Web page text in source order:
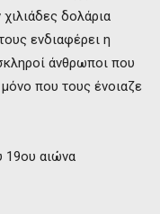
δολάρια
ενδιαφέρει η
άνθρωποι που
που τους ένοιαζε